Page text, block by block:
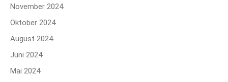
November 2024
Oktober 2024
August 2024
Juni 2024
Mai 2024